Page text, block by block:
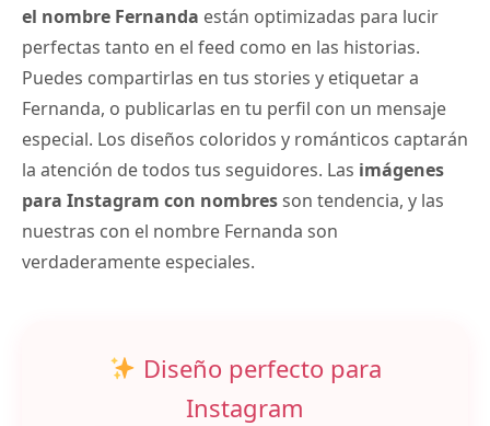
el nombre Fernanda están optimizadas para lucir
perfectas tanto en el feed como en las historias.
Puedes compartirlas en tus stories y etiquetar a
Fernanda, o publicarlas en tu perfil con un mensaje
especial. Los diseños coloridos y románticos captarán
la atención de todos tus seguidores. Las imágenes
para Instagram con nombresson tendencia, y las
nuestras con el nombre Fernanda son
verdaderamente especiales.
Diseño perfecto para
Instagram